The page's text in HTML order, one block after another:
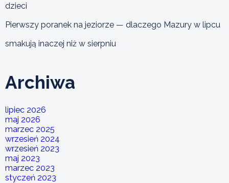
dzieci
Pierwszy poranek na jeziorze — dlaczego Mazury w lipcu
smakują inaczej niż w sierpniu
Archiwa
lipiec 2026
maj 2026
marzec 2025
wrzesień 2024
wrzesień 2023
maj 2023
marzec 2023
styczeń 2023